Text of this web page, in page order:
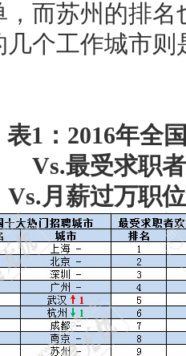
而苏州的排
个工作城市
表1：2016年全
Vs.最受求职
Vs.月薪过万职